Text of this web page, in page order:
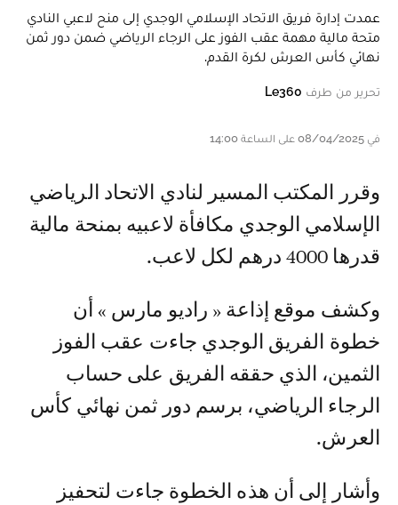
عمدت إدارة فريق الاتحاد الإسلامي الوجدي إلى منح لاعبي النادي
متحة مالية مهمة عقب الفوز على الرجاء الرياضي ضمن دور ثمن
نهائي كأس العرش لكرة القدم.
تحرير من طرف Le360
في 08/04/2025 على الساعة 14:00
وقرر المكتب المسير لنادي الاتحاد الرياضي
الإسلامي الوجدي مكافأة لاعبيه بمنحة مالية
قدرها 4000 درهم لكل لاعب.
وكشف موقع إذاعة « راديو مارس » أن
خطوة الفريق الوجدي جاءت عقب الفوز
الثمين، الذي حققه الفريق على حساب
الرجاء الرياضي، برسم دور ثمن نهائي كأس
العرش.
وأشار إلى أن هذه الخطوة جاءت لتحفيز